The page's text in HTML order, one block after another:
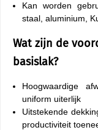
Kan worden
staal, aluminium,
Wat zijn de
basislak?
Hoogwaardige
uniform uiterlijk
Uitstekende
productiviteit